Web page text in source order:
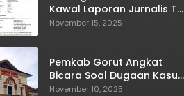
Kawal Laporan Jurnalis TV
One
November 15, 2025
Pemkab Gorut Angkat
Bicara Soal Dugaan Kasus
Asusila Oknum ASN
November 10, 2025